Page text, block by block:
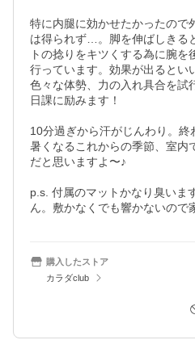
特に内腿に効かせたかったので
は得られず…。脚を伸ばしきる
トの捻りをキツくする為に腕を
行っています。効果が出るとい
色々な体勢、力の入れ具合を試
日課に励みます！
10分過ぎから汗がじんわり。終
暑くなるこれからの季節、室内
だと思いますよ〜♪
p.s. 付属のマットかなり臭いま
ん。敷かなくでも響かないので
購入したストア
カラダclub